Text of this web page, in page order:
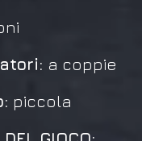
a coppie
piccola